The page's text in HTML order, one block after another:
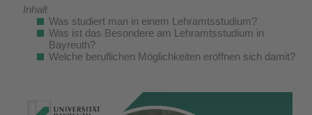
Inhalt
Was studiert man in einem Lehramtsstudium?
Was ist das Besondere am Lehramtsstudium in
Bayreuth?
Welche beruflichen Möglichkeiten eröffnen sich damit?